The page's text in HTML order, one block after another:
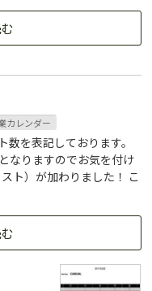
カレンダー
を表記しております。
なりますのでお気を付け
ト）が加わりました！ こ